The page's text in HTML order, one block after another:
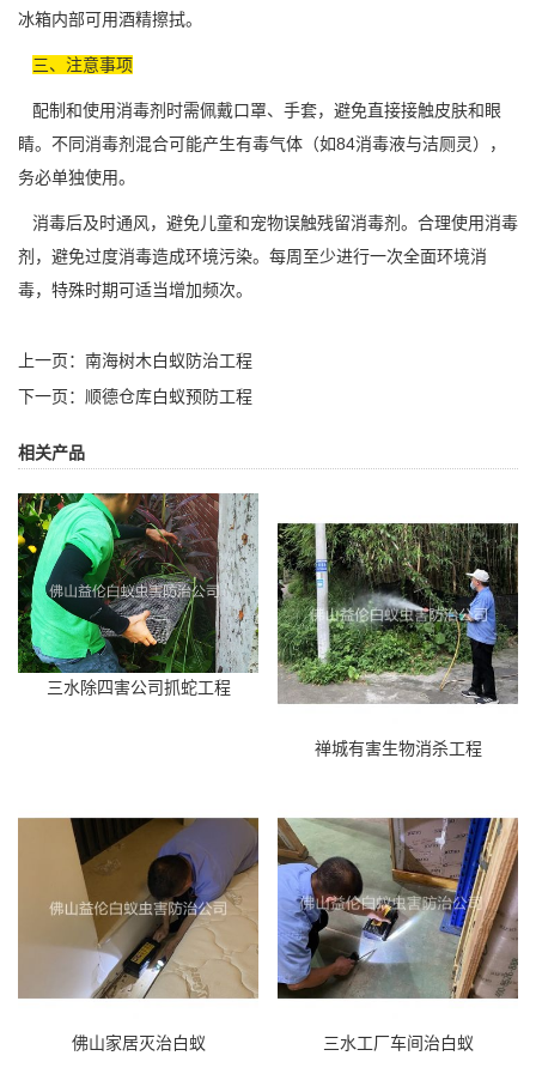
冰箱内部可用酒精擦拭。
三、注意事项
配制和使用消毒剂时需佩戴口罩、手套，避免直接接触皮肤和眼
睛。不同消毒剂混合可能产生有毒气体（如84消毒液与洁厕灵），
务必单独使用。
消毒后及时通风，避免儿童和宠物误触残留消毒剂。合理使用消毒
剂，避免过度消毒造成环境污染。每周至少进行一次全面环境消
毒，特殊时期可适当增加频次。
上一页： 南海树木白蚁防治工程
下一页： 顺德仓库白蚁预防工程
相关产品
三水除四害公司抓蛇工程
禅城有害生物消杀工程
佛山家居灭治白蚁 三水工厂车间治白蚁